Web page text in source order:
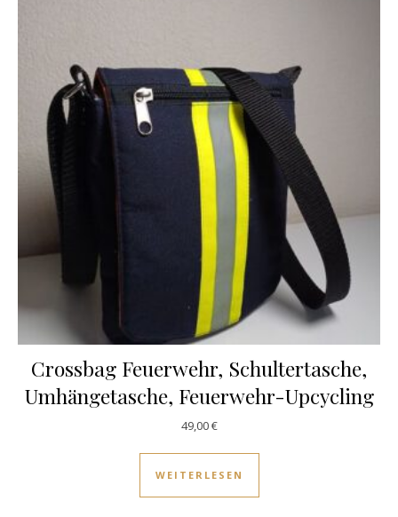
Crossbag Feuerwehr, Schultertasche,
Umhängetasche, Feuerwehr-Upcycling
49,00€
WEITERLESEN